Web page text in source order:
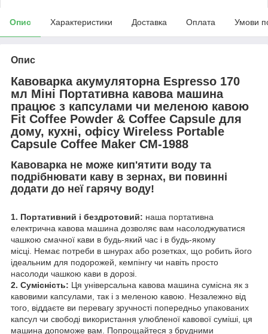
Опис Характеристики Доставка Оплата Умови
Опис
Кавоварка акумуляторна Espresso 170
мл Міні Портативна кавова машина
працює з капсулами чи меленою кавою
Fit Coffee Powder & Coffee Capsule для
дому, кухні, офісу Wireless Portable
Capsule Coffee Maker CM-1988
Кавоварка не може кип'ятити воду та
подрібнювати каву в зернах, ви повинні
додати до неї гарячу воду!
1. Портативний і бездротовий: наша портативна
електрична кавова машина дозволяє вам насолоджуватися
чашкою смачної кави в будь-який час і в будь-якому
місці. Немає потреби в шнурах або розетках, що робить його
ідеальним для подорожей, кемпінгу чи навіть просто
насолоди чашкою кави в дорозі.
2. Сумісність: Ця універсальна кавова машина сумісна як з
кавовими капсулами, так і з меленою кавою. Незалежно від
того, віддаєте ви перевагу зручності попередньо упакованих
капсул чи свободі використання улюбленої кавової суміші, ця
машина допоможе вам. Попрощайтеся з брудними